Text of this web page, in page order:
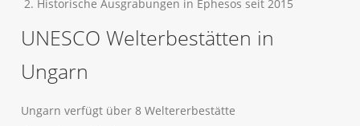
Historische Ausgrabungen in Ephesos seit 2015
UNESCO Welterbestätten in
Ungarn
Ungarn verfügt über 8 Weltererbestätte